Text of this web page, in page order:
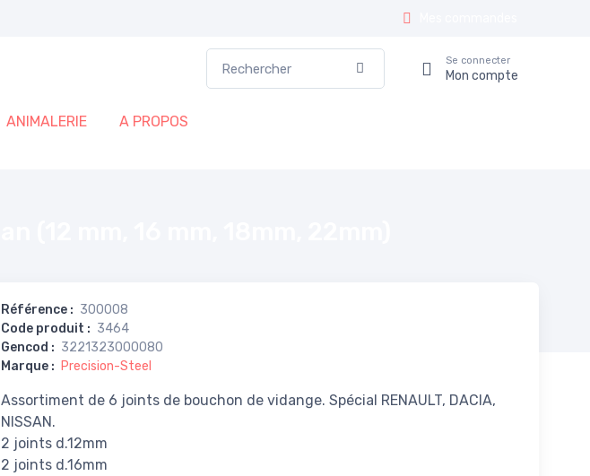
Se connecter
Mon compte
ANIMALERIE A PROPOS
Référence : 300008
Code produit : 3464
Gencod : 3221323000080
Marque : Precision-Steel
Assortiment de 6 joints de bouchon de vidange. Spécial RENAULT, DACIA,
NISSAN.
2 joints d.12mm
2 joints d.16mm